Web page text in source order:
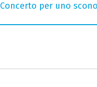
Concerto per uno